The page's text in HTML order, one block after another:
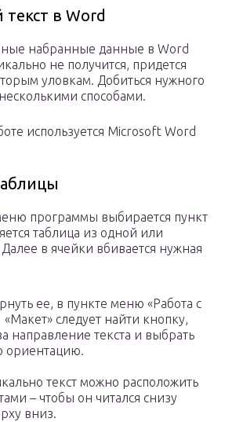
в Word
набранные данные в Word
не получится, придется
уловкам. Добиться нужного
способами.
используется Microsoft Word
программы выбирается пункт
таблица из одной или
в ячейки вбивается нужная
ее, в пункте меню «Работа с
следует найти кнопку,
направление текста и выбрать
ориентацию.
текст можно расположить
– чтобы он читался снизу
вниз.